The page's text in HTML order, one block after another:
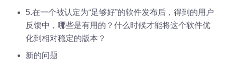
5.在一个被认定为“足够好”的软件发布后，得到的用户
反馈中，哪些是有用的？什么时候才能将这个软件优
化到相对稳定的版本？
新的问题